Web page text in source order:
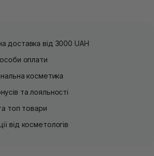
доставка від 3000 UAH
оплати
косметика
та лояльності
топ товари
від косметологів